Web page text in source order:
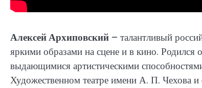
Алексей Архиповский – талантливый
яркими образами на сцене и в кино. Родился
выдающимися артистическими
Художественном театре имени А. П. Чехова